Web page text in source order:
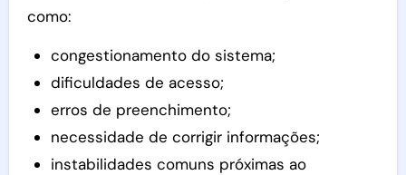
como:
congestionamento do sistema;
dificuldades de acesso;
erros de preenchimento;
necessidade de corrigir informações;
instabilidades comuns próximas ao